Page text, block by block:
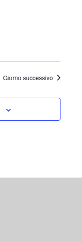
Giorno successivo